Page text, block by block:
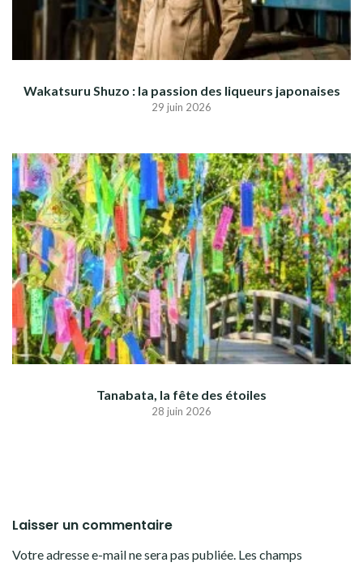
Wakatsuru Shuzo : la passion des liqueurs japonaises
29 juin 2026
Tanabata, la fête des étoiles
28 juin 2026
Laisser un commentaire
Votre adresse e-mail ne sera pas publiée. Les champs